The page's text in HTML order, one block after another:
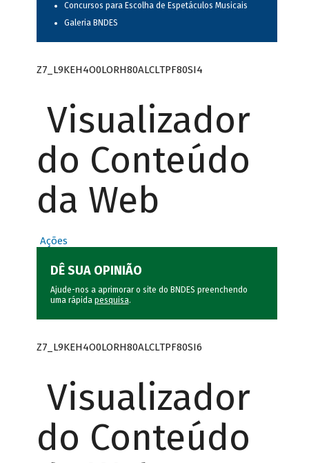
Concursos para Escolha de Espetáculos Musicais
Galeria BNDES
Z7_L9KEH4O0LORH80ALCLTPF80SI4
Visualizador
do Conteúdo
da Web
Ações
DÊ SUA OPINIÃO
Ajude-nos a aprimorar o site do BNDES preenchendo
uma rápida pesquisa.
Z7_L9KEH4O0LORH80ALCLTPF80SI6
Visualizador
do Conteúdo